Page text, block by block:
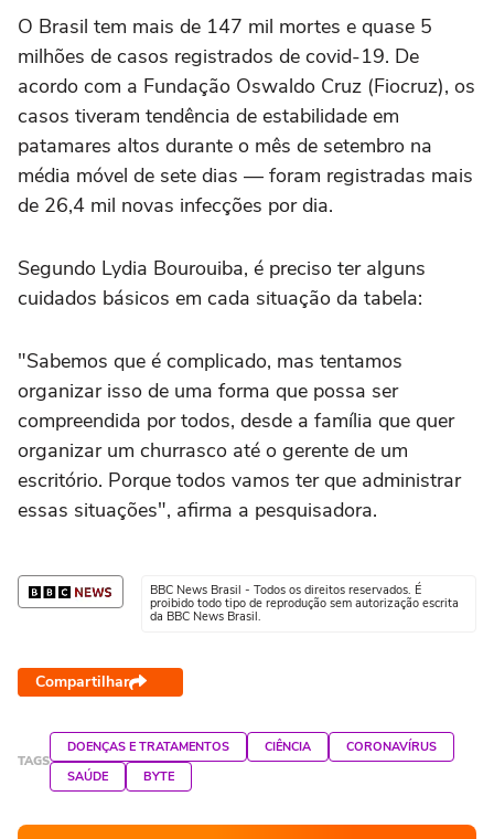
O Brasil tem mais de 147 mil mortes e quase 5
milhões de casos registrados de covid-19. De
acordo com a Fundação Oswaldo Cruz (Fiocruz), os
casos tiveram tendência de estabilidade em
patamares altos durante o mês de setembro na
média móvel de sete dias — foram registradas mais
de 26,4 mil novas infecções por dia.
Segundo Lydia Bourouiba, é preciso ter alguns
cuidados básicos em cada situação da tabela:
"Sabemos que é complicado, mas tentamos
organizar isso de uma forma que possa ser
compreendida por todos, desde a família que quer
organizar um churrasco até o gerente de um
escritório. Porque todos vamos ter que administrar
essas situações", afirma a pesquisadora.
BBC News Brasil - Todos os direitos reservados. É
proibido todo tipo de reprodução sem autorização escrita
da BBC News Brasil.
Compartilhar
TAGS
DOENÇAS E TRATAMENTOS CIÊNCIA
CORONAVÍRUS
SAÚDE
BYTE